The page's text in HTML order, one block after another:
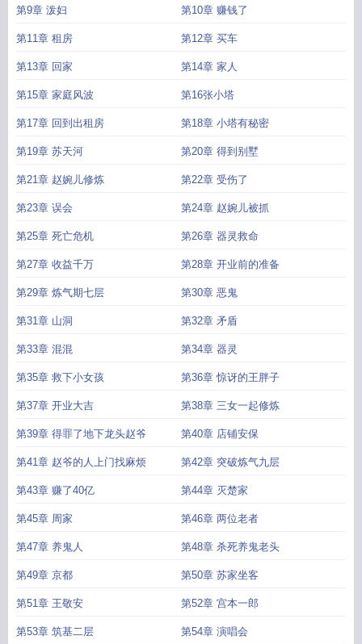
第9章 泼妇 第10章 赚钱了
第11章 租房 第12章 买车
第13章 回家 第14章 家人
第15章 家庭风波 第16张小塔
第17章 回到出租房 第18章 小塔有秘密
第19章 苏天河 第20章 得到别墅
第21章 赵婉儿修炼 第22章 受伤了
第23章 误会 第24章 赵婉儿被抓
第25章 死亡危机 第26章 器灵救命
第27章 收益千万 第28章 开业前的准备
第29章 炼气期七层 第30章 恶鬼
第31章 山洞 第32章 矛盾
第33章 混混 第34章 器灵
第35章 救下小女孩 第36章 惊讶的王胖子
第37章 开业大吉 第38章 三女一起修炼
第39章 得罪了地下龙头赵爷 第40章 店铺安保
第41章 赵爷的人上门找麻烦 第42章 突破炼气九层
第43章 赚了40亿 第44章 灭楚家
第45章 周家 第46章 两位老者
第47章 养鬼人 第48章 杀死养鬼老头
第49章 京都 第50章 苏家坐客
第51章 王敬安 第52章 宫本一郎
第53章 筑基二层 第54章 演唱会